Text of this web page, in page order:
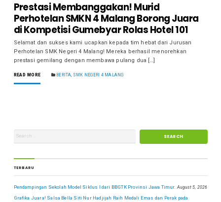
Prestasi Membanggakan! Murid
Perhotelan SMKN 4 Malang Borong Juara
di Kompetisi Gumebyar Rolas Hotel 101
Selamat dan sukses kami ucapkan kepada tim hebat dari Jurusan
Perhotelan SMK Negeri 4 Malang! Mereka berhasil menorehkan
prestasi gemilang dengan membawa pulang dua […]
READ MORE BERITA SMK NEGERI 4 MALANG
TERBARU
Pendampingan Sekolah Model Siklus I dari BBGTK Provinsi Jawa Timur. August 5, 2026
Grafika Juara! Salsa Bella Siti Nur Hadjijah Raih Medali Emas dan Perak pada